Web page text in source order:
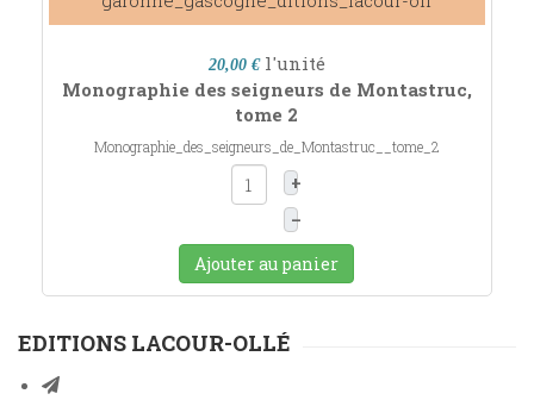
20,00 € l'unité
Monographie des seigneurs de Montastruc,
tome 2
Monographie_des_seigneurs_de_Montastruc__tome_2
+
–
Ajouter au panier
EDITIONS LACOUR-OLLÉ